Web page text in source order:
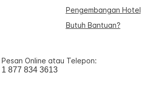
Pengembangan Hotel
Butuh Bantuan?
Pesan Online atau Telepon:
1 877 834 3613